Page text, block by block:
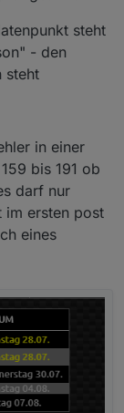
oben):
"#1C1C1C";
Hintergrund der
für
steht
- den
steht
in einer
bis 191 ob
darf nur
im ersten post
eines